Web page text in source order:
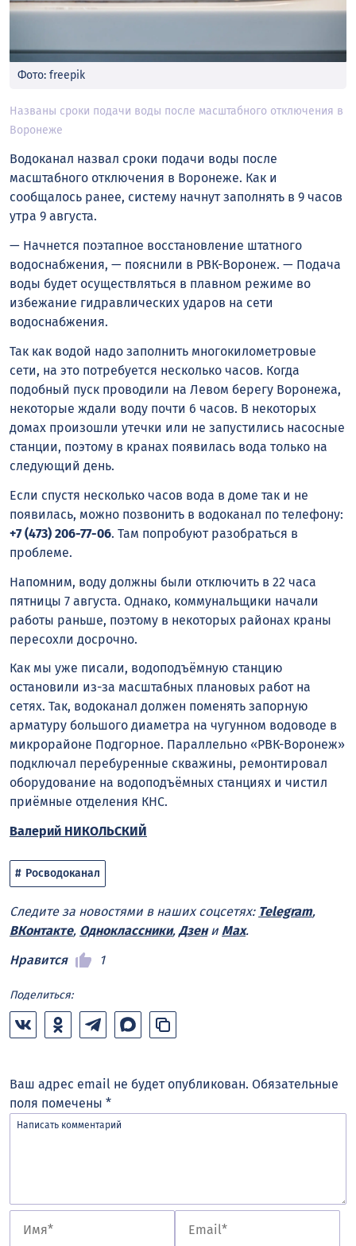
Фото: freepik
Названы сроки подачи воды после масштабного отключения в
Воронеже
Водоканал назвал сроки подачи воды после
масштабного отключения в Воронеже. Как и
сообщалось ранее, систему начнут заполнять в 9 часов
утра 9 августа.
— Начнется поэтапное восстановление штатного
водоснабжения, — пояснили в РВК-Воронеж. — Подача
воды будет осуществляться в плавном режиме во
избежание гидравлических ударов на сети
водоснабжения.
Так как водой надо заполнить многокилометровые
сети, на это потребуется несколько часов. Когда
подобный пуск проводили на Левом берегу Воронежа,
некоторые ждали воду почти 6 часов. В некоторых
домах произошли утечки или не запустились насосные
станции, поэтому в кранах появилась вода только на
следующий день.
Если спустя несколько часов вода в доме так и не
появилась, можно позвонить в водоканал по телефону:
+7 (473) 206-77-06. Там попробуют разобраться в
проблеме.
Напомним, воду должны были отключить в 22 часа
пятницы 7 августа. Однако, коммунальщики начали
работы раньше, поэтому в некоторых районах краны
пересохли досрочно.
Как мы уже писали, водоподъёмную станцию
остановили из-за масштабных плановых работ на
сетях. Так, водоканал должен поменять запорную
арматуру большого диаметра на чугунном водоводе в
микрорайоне Подгорное. Параллельно «РВК-Воронеж»
подключал перебуренные скважины, ремонтировал
оборудование на водоподъёмных станциях и чистил
приёмные отделения КНС.
Валерий НИКОЛЬСКИЙ
Росводоканал
Следите за новостями в наших соцсетях: Telegram,
ВКонтакте, Одноклассники, Дзени Max.
Нравится
1
Поделиться:
Ваш адрес email не будет опубликован. Обязательные
поля помечены *